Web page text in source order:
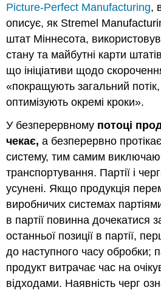
Picture-Perfect Manufacturing,
описує, як Stremel
штат Міннесота,
стану та майбутні карти
що ініціативи щодо
«покращують загальний
оптимізують окремі кроки».
У безперервному потоці
чекає, а безперервно
систему, тим самим
транспортування. Партії і
усунені. Якщо продукція
виробничих системах
в партії повинна дочекатися
останньої позиції в партії,
до наступного часу обробки;
продукт витрачає час на
відходами. Наявність черг